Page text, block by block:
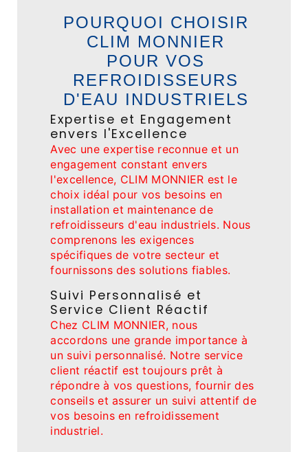
POURQUOI CHOISIR
CLIM MONNIER
POUR VOS
REFROIDISSEURS
D'EAU INDUSTRIELS
Expertise et Engagement
envers l'Excellence
Avec une expertise reconnue et un
engagement constant envers
l'excellence, CLIM MONNIER est le
choix idéal pour vos besoins en
installation et maintenance de
refroidisseurs d'eau industriels. Nous
comprenons les exigences
spécifiques de votre secteur et
fournissons des solutions fiables.
Suivi Personnalisé et
Service Client Réactif
Chez CLIM MONNIER, nous
accordons une grande importance à
un suivi personnalisé. Notre service
client réactif est toujours prêt à
répondre à vos questions, fournir des
conseils et assurer un suivi attentif de
vos besoins en refroidissement
industriel.